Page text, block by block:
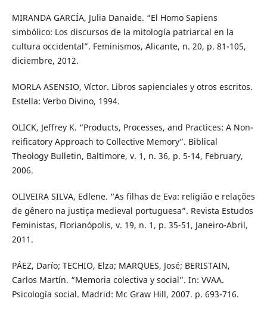
MIRANDA GARCÍA, Julia Danaide. “El Homo Sapiens
simbólico: Los discursos de la mitología patriarcal en la
cultura occidental”. Feminismos, Alicante, n. 20, p. 81-105,
diciembre, 2012.
MORLA ASENSIO, Víctor. Libros sapienciales y otros escritos.
Estella: Verbo Divino, 1994.
OLICK, Jeffrey K. “Products, Processes, and Practices: A Non-
reificatory Approach to Collective Memory”. Biblical
Theology Bulletin, Baltimore, v. 1, n. 36, p. 5-14, February,
2006.
OLIVEIRA SILVA, Edlene. “As filhas de Eva: religião e relações
de gênero na justiça medieval portuguesa”. Revista Estudos
Feministas, Florianópolis, v. 19, n. 1, p. 35-51, Janeiro-Abril,
2011.
PÁEZ, Darío; TECHIO, Elza; MARQUES, José; BERISTAIN,
Carlos Martín. “Memoria colectiva y social”. In: VVAA.
Psicología social. Madrid: Mc Graw Hill, 2007. p. 693-716.